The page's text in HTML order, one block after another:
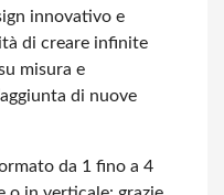
innovativo e
di creare infinite
misura e
di nuove
da 1 fino a 4